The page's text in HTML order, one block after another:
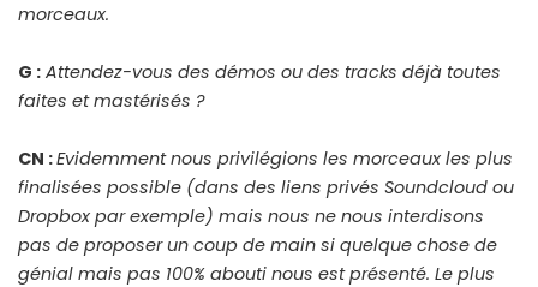
morceaux.
G : Attendez-vous des démos ou des tracks déjà toutes
faites et mastérisés ?
CN :Evidemment nous privilégions les morceaux les plus
finalisées possible (dans des liens privés Soundcloud ou
Dropbox par exemple) mais nous ne nous interdisons
pas de proposer un coup de main si quelque chose de
génial mais pas 100% abouti nous est présenté. Le plus